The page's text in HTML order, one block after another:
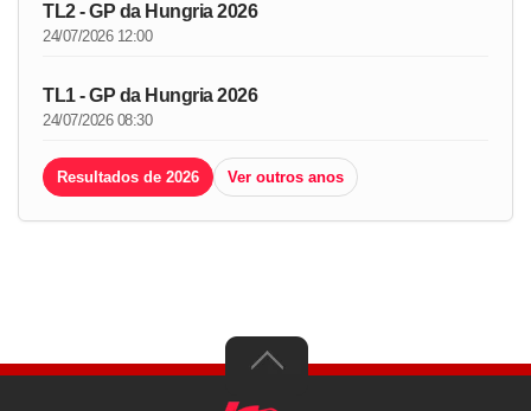
TL2 - GP da Hungria 2026
24/07/2026 12:00
TL1 - GP da Hungria 2026
24/07/2026 08:30
Resultados de 2026 Ver outros anos